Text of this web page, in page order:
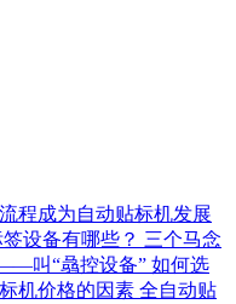
程成为自动贴标机发展
设备有哪些？ 三个马念
叫“骉控设备” 如何选
机价格的因素 全自动贴